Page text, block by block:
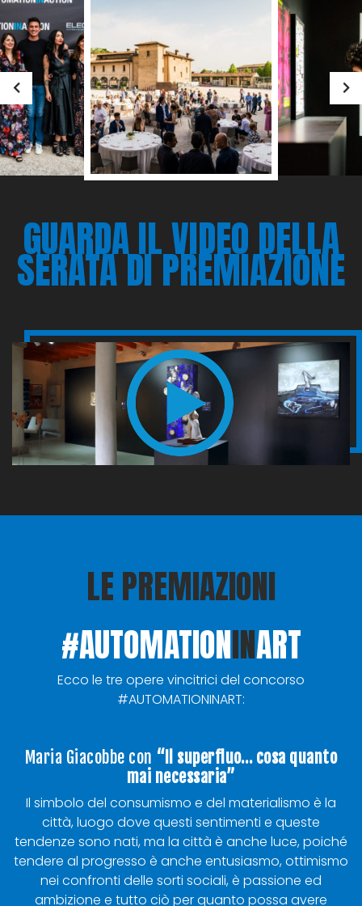
GUARDA IL VIDEO DELLA
SERATA DI PREMIAZIONE
LE PREMIAZIONI
#AUTOMATIONINART
Ecco le tre opere vincitrici del concorso
#AUTOMATIONINART:
Maria Giacobbe con “Il superfluo… cosa quanto
mai necessaria”
Il simbolo del consumismo e del materialismo è la
città, luogo dove questi sentimenti e queste
tendenze sono nati, ma la città è anche luce, poiché
tendere al progresso è anche entusiasmo, ottimismo
nei confronti delle sorti sociali, è passione ed
ambizione e tutto ciò per quanto possa avere